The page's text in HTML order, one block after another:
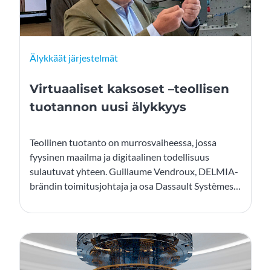
Älykkäät järjestelmät
Virtuaaliset kaksoset –teollisen
tuotannon uusi älykkyys
Teollinen tuotanto on murrosvaiheessa, jossa
fyysinen maailma ja digitaalinen todellisuus
sulautuvat yhteen. Guillaume Vendroux, DELMIA-
brändin toimitusjohtaja ja osa Dassault Systèmesin
myös digitalisiksi kaksosiksi kutsutaan, eivät ole
joka muuttaa perusteellisesti sen, miten tuotteet
suunnitellaan, valmistetaan ja toimitetaan.